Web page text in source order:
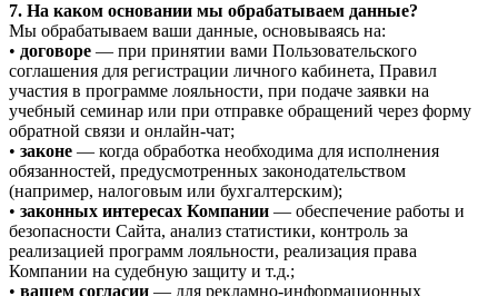
7. На каком основании мы обрабатываем данные?
Мы обрабатываем ваши данные, основываясь на:
• договоре — при принятии вами Пользовательского
соглашения для регистрации личного кабинета, Правил
участия в программе лояльности, при подаче заявки на
учебный семинар или при отправке обращений через форму
обратной связи и онлайн-чат;
• законе — когда обработка необходима для исполнения
обязанностей, предусмотренных законодательством
(например, налоговым или бухгалтерским);
• законных интересах Компании — обеспечение работы и
безопасности Сайта, анализ статистики, контроль за
реализацией программ лояльности, реализация права
Компании на судебную защиту и т.д.;
• вашем согласии — для рекламно-информационных